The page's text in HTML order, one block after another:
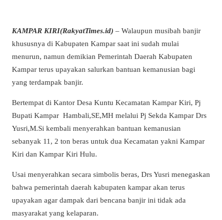
KAMPAR KIRI(RakyatTimes.id) – Walaupun musibah banjir
khususnya di Kabupaten Kampar saat ini sudah mulai
menurun, namun demikian Pemerintah Daerah Kabupaten
Kampar terus upayakan salurkan bantuan kemanusian bagi
yang terdampak banjir.
Bertempat di Kantor Desa Kuntu Kecamatan Kampar Kiri, Pj
Bupati Kampar Hambali,SE,MH melalui Pj Sekda Kampar Drs
Yusri,M.Si kembali menyerahkan bantuan kemanusian
sebanyak 11, 2 ton beras untuk dua Kecamatan yakni Kampar
Kiri dan Kampar Kiri Hulu.
Usai menyerahkan secara simbolis beras, Drs Yusri menegaskan
bahwa pemerintah daerah kabupaten kampar akan terus
upayakan agar dampak dari bencana banjir ini tidak ada
masyarakat yang kelaparan.